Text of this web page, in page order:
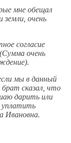
мне обещал
очень
согласие
очень
мы в данный
сказал, что
дарить или
уплатить
Ивановна.